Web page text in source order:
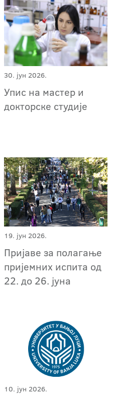
30. јун 2026.
Упис на мастер и
докторске студије
19. јун 2026.
Пријаве за полагање
пријемних испита од
22. до 26. јуна
10. јун 2026.